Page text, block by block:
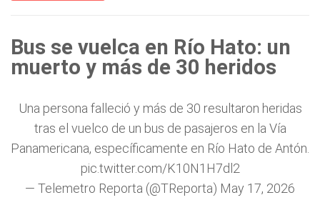
Bus se vuelca en Río Hato: un
muerto y más de 30 heridos
Una persona falleció y más de 30 resultaron heridas
tras el vuelco de un bus de pasajeros en la Vía
Panamericana, específicamente en Río Hato de Antón.
pic.twitter.com/K10N1H7dl2
— Telemetro Reporta (@TReporta) May 17, 2026